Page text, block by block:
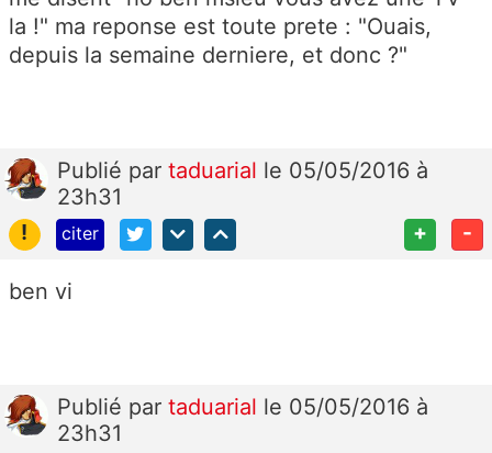
la !" ma reponse est toute prete : "Ouais,
depuis la semaine derniere, et donc ?"
Publié par taduarial le 05/05/2016 à
23h31
!
citer + -
ben vi
Publié par taduarial le 05/05/2016 à
23h31